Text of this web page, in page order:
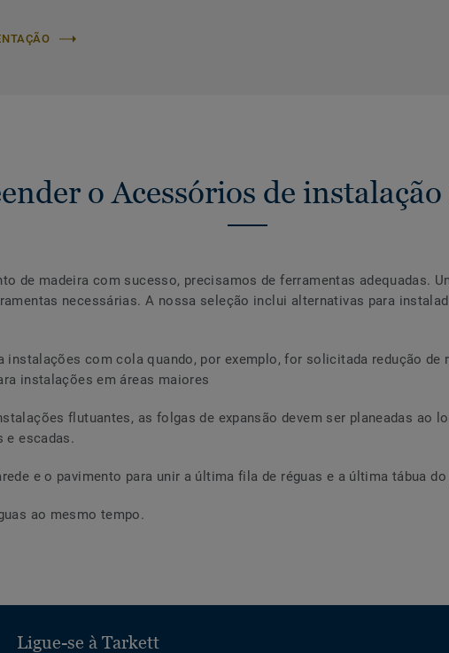
o Acessórios de
de madeira com sucesso, precisamos de ferramentas adequadas.
necessárias. A nossa seleção inclui alternativas para
instalações com cola quando, por exemplo, for solicitada redução de
instalações em áreas maiores
flutuantes, as folgas de expansão devem ser planeadas ao
e escadas.
e o pavimento para unir a última fila de réguas e a última tábua
ao mesmo tempo.
Ligue-se à Tarkett